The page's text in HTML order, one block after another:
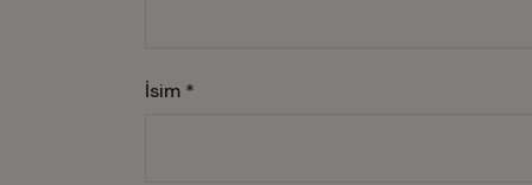
İsim *